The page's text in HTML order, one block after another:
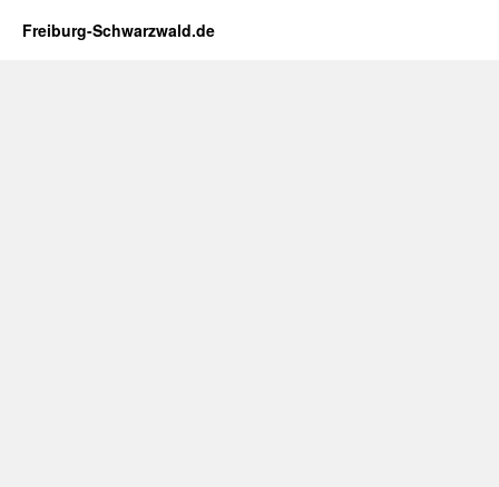
Freiburg-Schwarzwald.de